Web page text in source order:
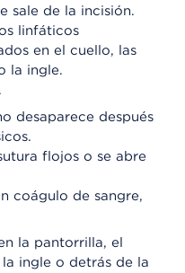
sale de la incisión.
linfáticos
en el cuello, las
la ingle.
desaparece después
flojos o se abre
coágulo de sangre,
la pantorrilla, el
la ingle o detrás de la